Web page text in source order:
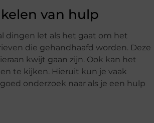
van hulp
dingen let als het gaat om het
die gehandhaafd worden. Deze
kwijt gaan zijn. Ook kan het
te kijken. Hieruit kun je vaak
onderzoek naar als je een hulp